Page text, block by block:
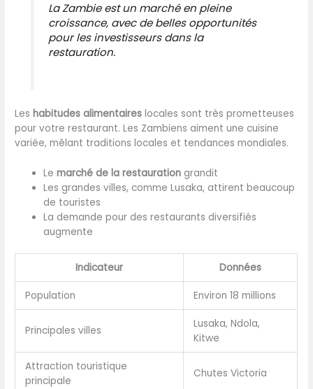
La Zambie est un marché en pleine
croissance, avec de belles opportunités
pour les investisseurs dans la
restauration.
Les habitudes alimentaires locales sont très prometteuses
pour votre restaurant. Les Zambiens aiment une cuisine
variée, mêlant traditions locales et tendances mondiales.
Lemarché de la restauration grandit
Les grandes villes, comme Lusaka, attirent beaucoup
de touristes
La demande pour des restaurants diversifiés
augmente
Indicateur Données
Population Environ 18 millions
Principales villes
Lusaka, Ndola,
Kitwe
Attraction touristique
principale
Chutes Victoria